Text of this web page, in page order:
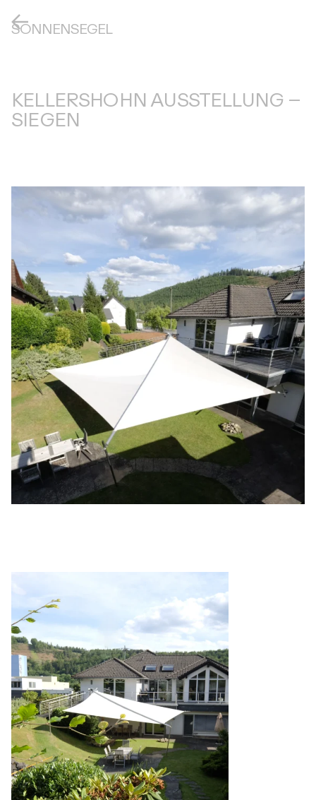
SONNENSEGEL
KELLERSHOHN AUSSTELLUNG –
SIEGEN